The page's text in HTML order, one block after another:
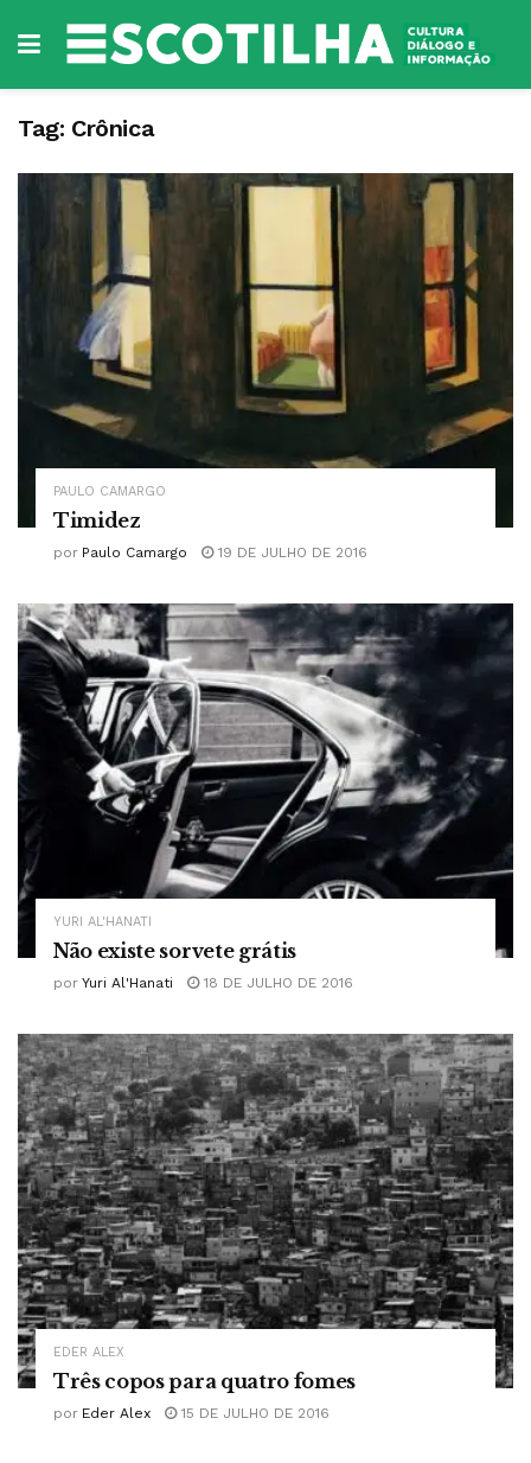
Tag: Crônica
PAULO CAMARGO
Timidez
por Paulo Camargo 19 DE JULHO DE 2016
YURI AL'HANATI
Não existe sorvete grátis
por Yuri Al'Hanati 18 DE JULHO DE 2016
EDER ALEX
Três copos para quatro fomes
por Eder Alex 15 DE JULHO DE 2016